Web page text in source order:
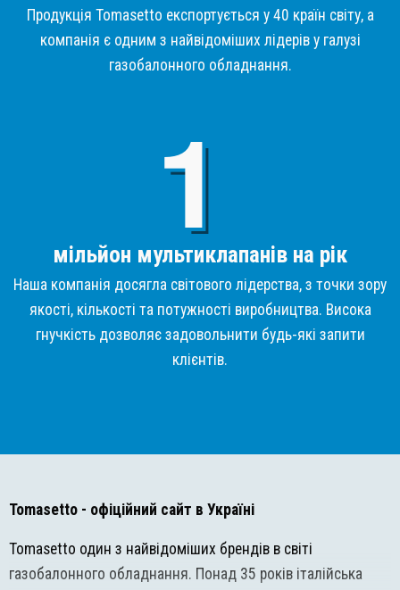
Продукція Tomasetto експортується у 40 країн світу, а
компанія є одним з найвідоміших лідерів у галузі
газобалонного обладнання.
мільйон мультиклапанів на рік
Наша компанія досягла світового лідерства, з точки зору
якості, кількості та потужності виробництва. Висока
гнучкість дозволяє задовольнити будь-які запити
клієнтів.
Tomasetto - офіційний сайт в Україні
Tomasetto один з найвідоміших брендів в світі
газобалонного обладнання. Понад 35 років італійська